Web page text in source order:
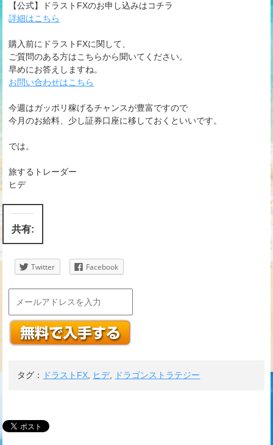
【公式】ドラストFXのお申し込みはコチラ
詳細はこちら
購入前にドラストFXに関して、
ご質問のある方はこちらから聞いてください。
早めにお答えしますね。
お問い合わせはこちら
今週はガッポリ稼げるチャンスが豊富ですので
今月のお給料、少し証券口座に移しておくといいです。
では。
旅するトレーダー
ヒデ
共有:
Twitter Facebook
タグ： ドラストFX ヒデ, ドラゴンストラテジー